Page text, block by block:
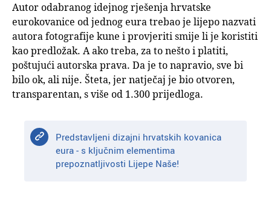
Autor odabranog idejnog rješenja hrvatske
eurokovanice od jednog eura trebao je lijepo nazvati
autora fotografije kune i provjeriti smije li je koristiti
kao predložak. A ako treba, za to nešto i platiti,
poštujući autorska prava. Da je to napravio, sve bi
bilo ok, ali nije. Šteta, jer natječaj je bio otvoren,
transparentan, s više od 1.300 prijedloga.
Predstavljeni dizajni hrvatskih kovanica
eura - s ključnim elementima
prepoznatljivosti Lijepe Naše!